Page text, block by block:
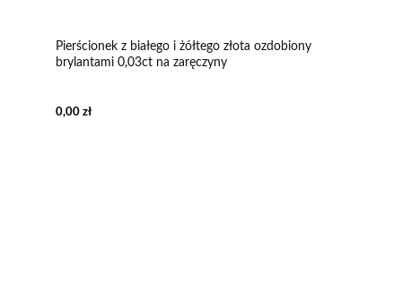
Pierścionek z białego i żółtego złota ozdobiony
brylantami 0,03ct na zaręczyny
0,00 zł